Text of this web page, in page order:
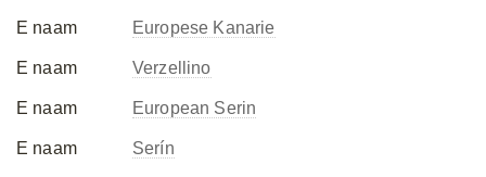
E naam Europese Kanarie
E naam Verzellino
E naam European Serin
E naam Serín